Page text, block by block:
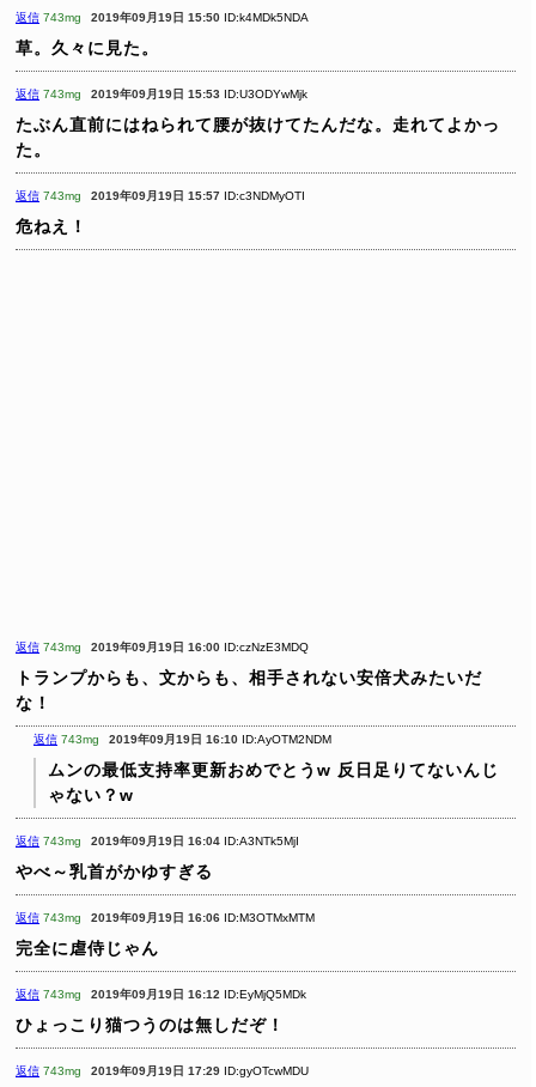
返信 743mg 2019年09月19日 15:50 ID:k4MDk5NDA
草。久々に見た。
返信 743mg 2019年09月19日 15:53 ID:U3ODYwMjk
たぶん直前にはねられて腰が抜けてたんだな。走れてよかっ
た。
返信 743mg 2019年09月19日 15:57 ID:c3NDMyOTI
危ねえ！
返信 743mg 2019年09月19日 16:00 ID:czNzE3MDQ
トランプからも、文からも、相手されない安倍犬みたいだ
な！
返信 743mg 2019年09月19日 16:10 ID:AyOTM2NDM
ムンの最低支持率更新おめでとうw 反日足りてないんじ
ゃない？w
返信 743mg 2019年09月19日 16:04 ID:A3NTk5MjI
やべ～乳首がかゆすぎる
返信 743mg 2019年09月19日 16:06 ID:M3OTMxMTM
完全に虐侍じゃん
返信 743mg 2019年09月19日 16:12 ID:EyMjQ5MDk
ひょっこり猫つうのは無しだぞ！
返信 743mg 2019年09月19日 17:29 ID:gyOTcwMDU